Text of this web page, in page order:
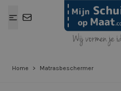
Home > Matrasbeschermer